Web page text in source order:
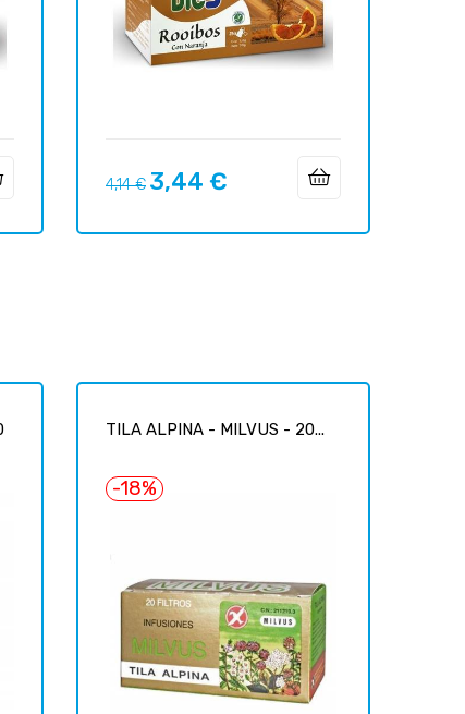
Prix
4,14 € Prix
3,44 €
TILA ALPINA - MILVUS - 20...
-18%